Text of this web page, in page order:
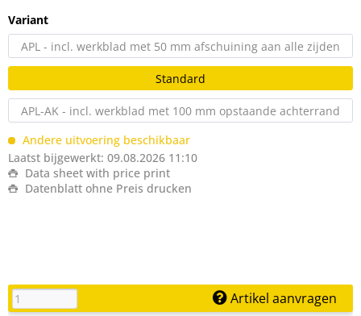
Variant
APL - incl. werkblad met 50 mm afschuining aan alle zijden
Standard
APL-AK - incl. werkblad met 100 mm opstaande achterrand
Andere uitvoering beschikbaar
Laatst bijgewerkt: 09.08.2026 11:10
Data sheet with price print
Datenblatt ohne Preis drucken
Artikel aanvragen